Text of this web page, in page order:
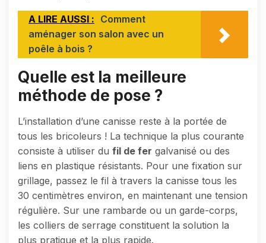
A LIRE AUSSI : Comment
aménager son salon avec un
poêle à bois ?
Quelle est la meilleure
méthode de pose ?
L’installation d’une canisse reste à la portée de
tous les bricoleurs ! La technique la plus courante
consiste à utiliser du fil de fer galvanisé ou des
liens en plastique résistants. Pour une fixation sur
grillage, passez le fil à travers la canisse tous les
30 centimètres environ, en maintenant une tension
régulière. Sur une rambarde ou un garde-corps,
les colliers de serrage constituent la solution la
plus pratique et la plus rapide.